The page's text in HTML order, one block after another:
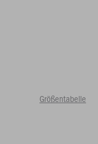
Größentabelle